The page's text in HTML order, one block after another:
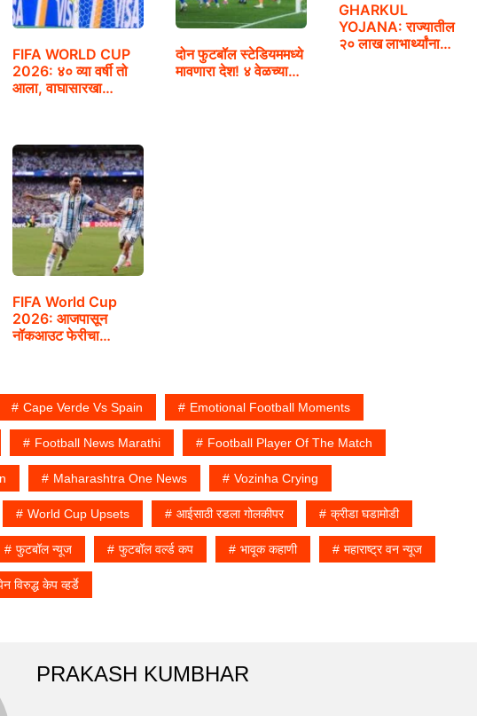
FIFA WORLD CUP
2026: ४० व्या वर्षी तो
आला, वाघासारखा…
दोन फुटबॉल स्टेडियममध्ये
मावणारा देश! ४ वेळच्या…
GHARKUL
YOJANA: राज्यातील
२० लाख लाभार्थ्यांना
FIFA World Cup
2026: आजपासून
नॉकआउट फेरीचा
Cape Verde Vs Spain Emotional Football Moments
Football News Marathi Football Player Of The Match
Maharashtra One News Vozinha Crying
World Cup Upsets आईसाठी रडला गोलकीपर क्रीडा घडामोडी
फुटबॉल न्यूज फुटबॉल वर्ल्ड कप भावूक कहाणी महाराष्ट्र वन न्यूज
विरुद्ध केप व्हर्डे
PRAKASH KUMBHAR